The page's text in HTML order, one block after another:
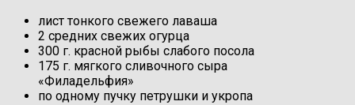
лист тонкого свежего лаваша
2 средних свежих огурца
300 г. красной рыбы слабого посола
175 г. мягкого сливочного сыра
«Филадельфия»
по одному пучку петрушки и укропа